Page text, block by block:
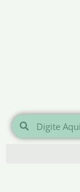
Pesquisar
Pesquisar